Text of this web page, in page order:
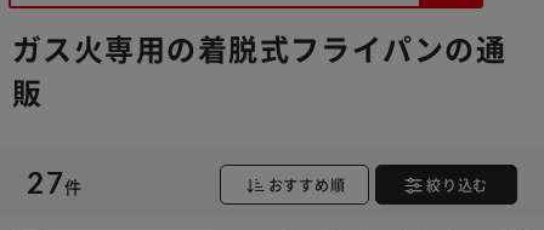
ガス火専用の着脱式フライパンの通
販
27件 おすすめ順 絞り込む
※ご確認ください